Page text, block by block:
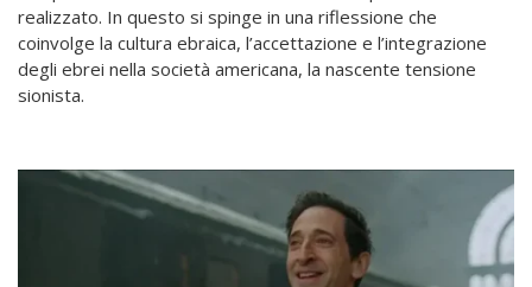
realizzato. In questo si spinge in una riflessione che
coinvolge la cultura ebraica, l’accettazione e l’integrazione
degli ebrei nella società americana, la nascente tensione
sionista.